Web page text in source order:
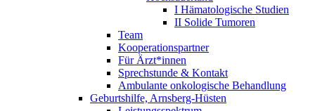
I Hämatologische Studien
II Solide Tumoren
Team
Kooperationspartner
Für Ärzt*innen
Sprechstunde & Kontakt
Ambulante onkologische Behandlung
Geburtshilfe, Arnsberg-Hüsten